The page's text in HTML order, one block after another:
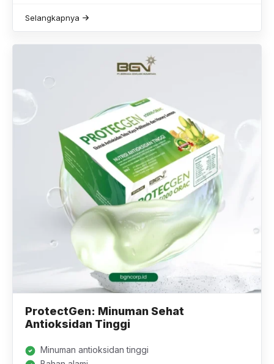
Selangkapnya
ProtectGen: Minuman Sehat
Antioksidan Tinggi
Minuman antioksidan tinggi